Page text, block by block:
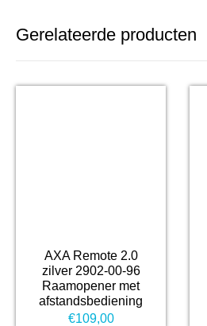
Gerelateerde producten
AXA Remote 2.0
zilver 2902-00-96
Raamopener met
afstandsbediening
€109,00